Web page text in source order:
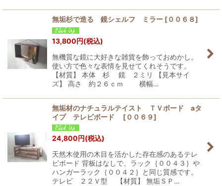
無垢杉で造る 鏡シェルフ ミラー [００６８]
13,800円(税込)
無機質な鏡に大好きな雑貨を飾っておめかし。
使い方で色々な表情を見せてくれそうです。
【材質】 本体 杉 鏡 ２ミリ 【見本サイ
ズ】 高さ 約２６ｃｍ 横幅…
無垢材のナチュラルテイスト ＴＶボード aタ
イプ テレビボード
[００６９]
24,800円(税込)
天然木使用の木目を活かした存在感のあるテレ
ビボード 背板はなしで、ラック｛００４３｝や
ハンガーラック｛００４２｝と同じ質感です。
テレビ ２２Ｖ型 【材質】 無垢ＳＰ…